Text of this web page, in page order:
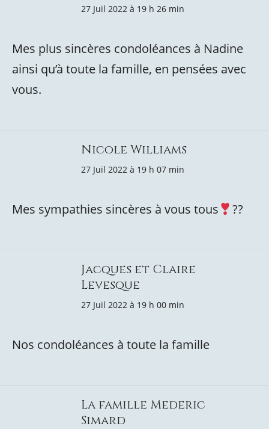
27 Juil 2022 à 19 h 26 min
Mes plus sincères condoléances à Nadine
ainsi qu’à toute la famille, en pensées avec
vous.
Nicole Williams
27 Juil 2022 à 19 h 07 min
Mes sympathies sincères à vous tous ??
Jacques et Claire
Levesque
27 Juil 2022 à 19 h 00 min
Nos condoléances à toute la famille
La famille Mederic
Simard